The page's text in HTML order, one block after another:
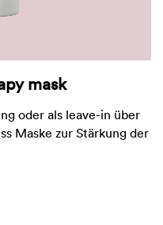
mask
oder als leave-in über
Maske zur Stärkung der